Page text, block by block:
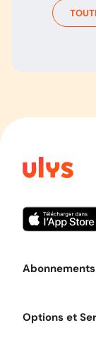
Options et